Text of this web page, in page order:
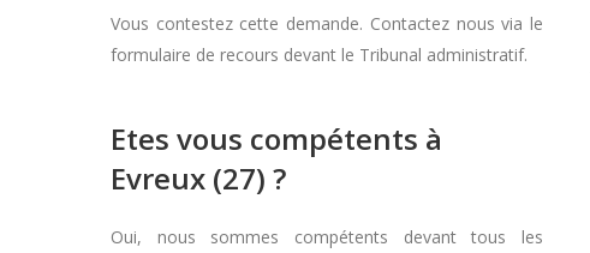
Vous contestez cette demande. Contactez nous via le
formulaire de recours devant le Tribunal administratif.
Etes vous compétents à
Evreux (27) ?
Oui, nous sommes compétents devant tous les